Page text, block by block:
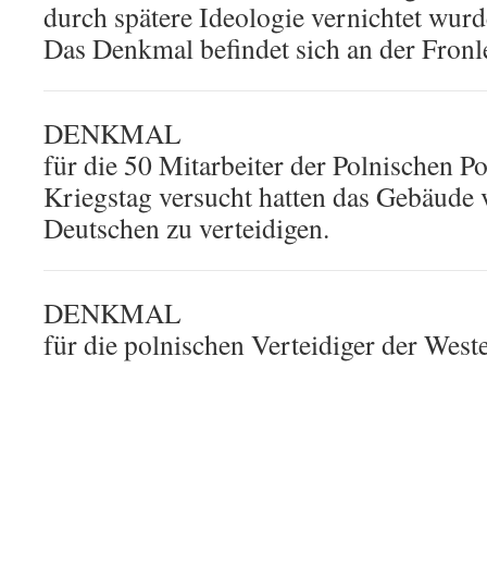
durch spätere Ideologie vernichtet
Das Denkmal befindet sich an der
DENKMAL
für die 50 Mitarbeiter der Polnischen
Kriegstag versucht hatten das
Deutschen zu verteidigen.
DENKMAL
für die polnischen Verteidiger der